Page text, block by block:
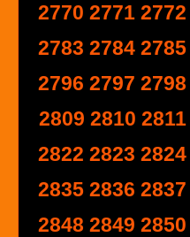
2770 2771 2772
2783 2784 2785
2796 2797 2798
2809 2810 2811
2822 2823 2824
2835 2836 2837
2848 2849 2850